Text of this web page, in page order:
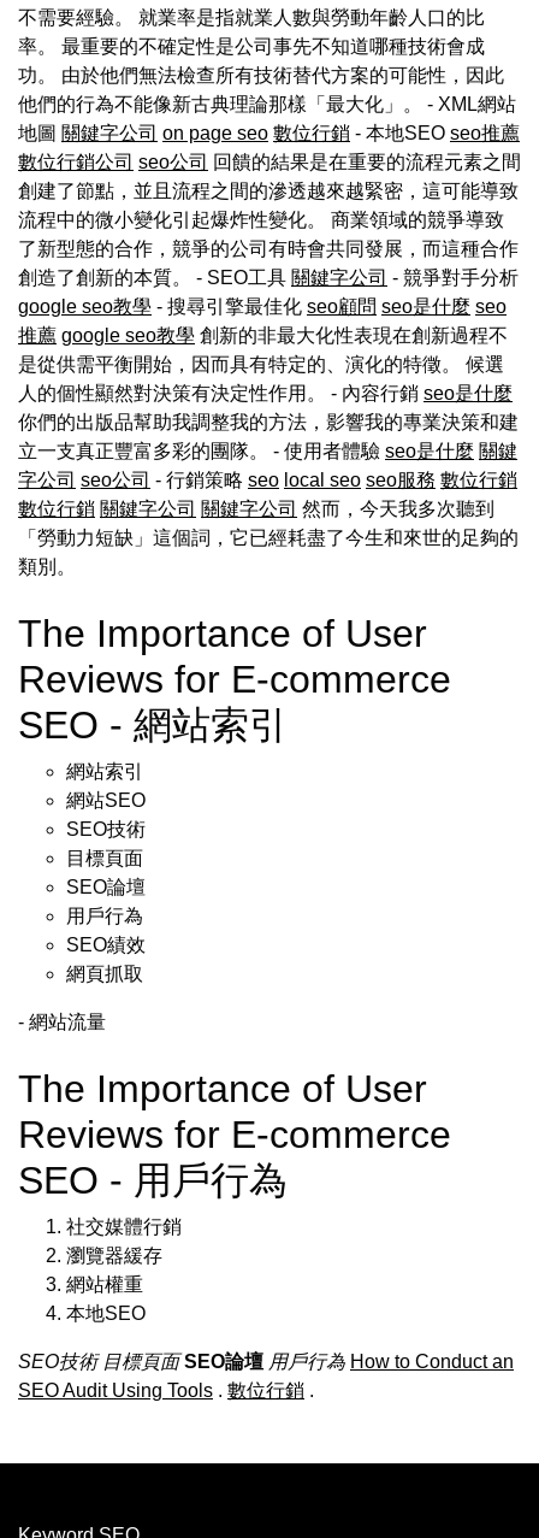
不需要經驗。 就業率是指就業人數與勞動年齡人口的比
率。 最重要的不確定性是公司事先不知道哪種技術會成
功。 由於他們無法檢查所有技術替代方案的可能性，因此
他們的行為不能像新古典理論那樣「最大化」。 - XML網站
地圖 關鍵字公司 on page seo 數位行銷 - 本地SEO seo推薦
數位行銷公司 seo公司 回饋的結果是在重要的流程元素之間
創建了節點，並且流程之間的滲透越來越緊密，這可能導致
流程中的微小變化引起爆炸性變化。 商業領域的競爭導致
了新型態的合作，競爭的公司有時會共同發展，而這種合作
創造了創新的本質。 - SEO工具 關鍵字公司 - 競爭對手分析
google seo教學 - 搜尋引擎最佳化 seo顧問 seo是什麼 seo
推薦 google seo教學 創新的非最大化性表現在創新過程不
是從供需平衡開始，因而具有特定的、演化的特徵。 候選
人的個性顯然對決策有決定性作用。 - 內容行銷 seo是什麼
你們的出版品幫助我調整我的方法，影響我的專業決策和建
立一支真正豐富多彩的團隊。 - 使用者體驗 seo是什麼 關鍵
字公司 seo公司 - 行銷策略 seo local seo seo服務 數位行銷
數位行銷 關鍵字公司 關鍵字公司 然而，今天我多次聽到
「勞動力短缺」這個詞，它已經耗盡了今生和來世的足夠的
類別。
The Importance of User
Reviews for E-commerce
SEO - 網站索引
網站索引
網站SEO
SEO技術
目標頁面
SEO論壇
用戶行為
SEO績效
網頁抓取
- 網站流量
The Importance of User
Reviews for E-commerce
SEO - 用戶行為
社交媒體行銷
瀏覽器緩存
網站權重
本地SEO
SEO技術 目標頁面 SEO論壇 用戶行為 How to Conduct an
SEO Audit Using Tools . 數位行銷 .